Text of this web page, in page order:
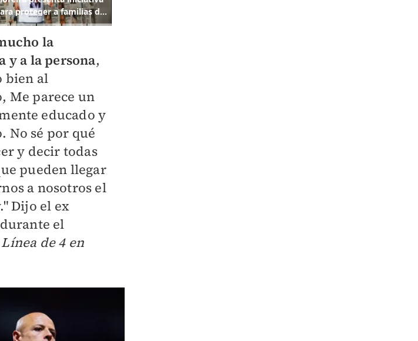
la
y a la persona,
bien al
Me parece un
educado y
No sé por qué
y decir todas
pueden llegar
a nosotros el
Dijo el ex
el
Línea de 4 en